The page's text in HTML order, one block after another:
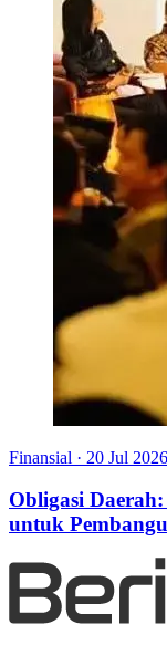
Finansial · 20 Jul 2026
Obligasi
untuk